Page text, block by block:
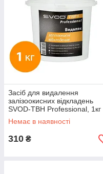
Засіб для видалення
залізоокисних відкладень
SVOD-ТВН Professional, 1кг
Немає в наявності
310 ₴